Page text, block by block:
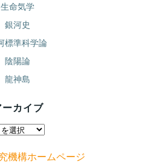
生命気学
銀河史
標準科学論
陰陽論
龍神島
ーカイブ
機構ホームページ